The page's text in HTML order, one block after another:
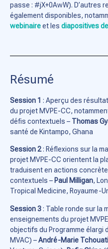
passe : #jX+0AwW).
également disponibles,
webinaireet les diapositives
Résumé
Session 1 : Aperçu des
du projet MVPE-CC,
défis contextuels – Thomas
santé de Kintampo, Ghana
Session 2: Réflexions sur la
projet MVPE-CC orientent la
traduisent en actions
contextuels – Paul Milligan,
Tropical Medicine, Royaume-
Session 3: Table ronde sur la
enseignements du projet
objectifs du Programme élargi
MVAC) –André-Marie